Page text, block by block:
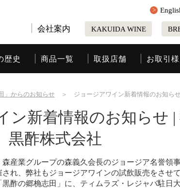
歴史 商品一覧 取扱店舗 お取引
会社案内 KAKUIDA WINE
」からのお知らせ＞ ジョージアワイン新着情報のお知ら
ン新着情報のお知らせ |
黒酢株式会社
産業グループの森義久会長のジョージア名誉領
れ、弊社もジョージアワインの試飲販売をさせ
酢の郷桷志田」に、ティムラズ・レジャバ駐日